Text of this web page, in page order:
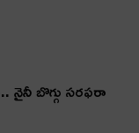
నైనీ బొగ్గు సరఫరా